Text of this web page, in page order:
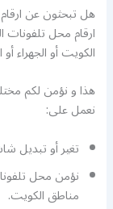
هل تبحثون عن
ارقام محل تلفونات
الكويت أو الجهراء
هذا و نؤمن لكم
نعمل على:
تغير أو تبديل
مناطق الكويت.